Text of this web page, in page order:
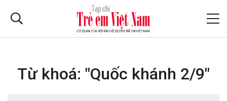
Từ khoá: "Quốc khánh 2/9"